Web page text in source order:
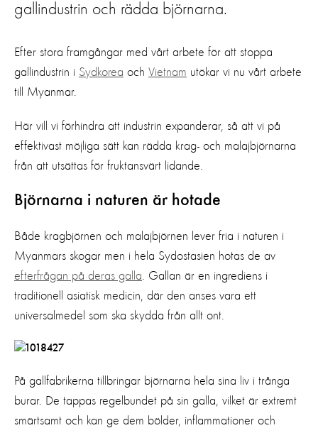
gallindustrin och rädda björnarna.
Efter stora framgångar med vårt arbete för att stoppa
gallindustrin i Sydkorea och Vietnam utökar vi nu vårt arbete
till Myanmar.
Här vill vi förhindra att industrin expanderar, så att vi på
effektivast möjliga sätt kan rädda krag- och malajbjörnarna
från att utsättas för fruktansvärt lidande.
Björnarna i naturen är hotade
Både kragbjörnen och malajbjörnen lever fria i naturen i
Myanmars skogar men i hela Sydostasien hotas de av
efterfrågan på deras galla . Gallan är en ingrediens i
traditionell asiatisk medicin, där den anses vara ett
universalmedel som ska skydda från allt ont.
På gallfabrikerna tillbringar björnarna hela sina liv i trånga
burar. De tappas regelbundet på sin galla, vilket är extremt
smärtsamt och kan ge dem bölder, inflammationer och